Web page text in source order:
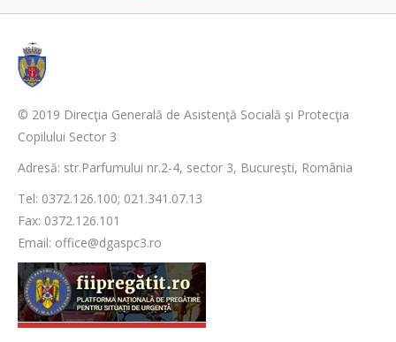
© 2019 Direcţia Generală de Asistenţă Socială şi Protecţia
Copilului Sector 3
Adresă: str.Parfumului nr.2-4, sector 3, București, România
Tel: 0372.126.100; 021.341.07.13
Fax: 0372.126.101
Email: office@dgaspc3.ro